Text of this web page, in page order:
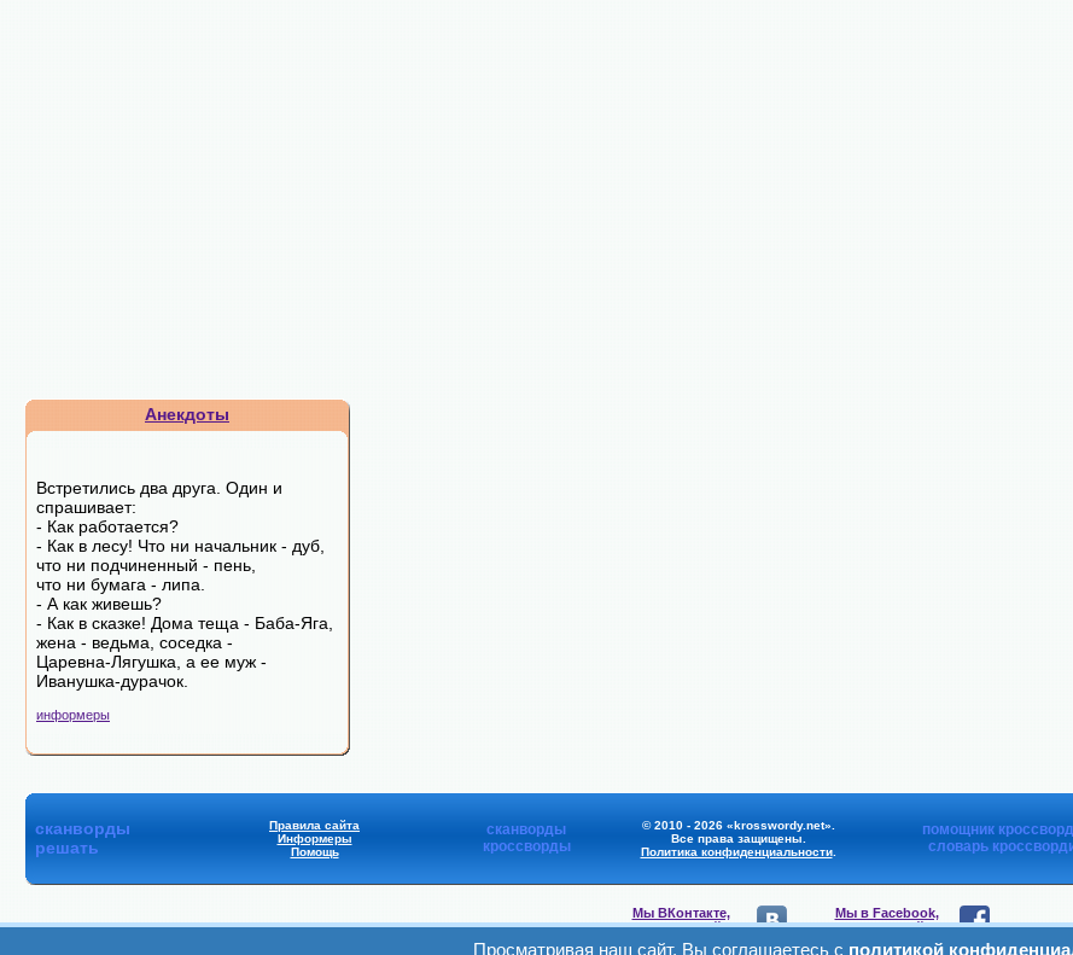
Анекдоты
Встретились два друга. Один и
спрашивает:
- Как работается?
- Как в лесу! Что ни начальник - дуб,
что ни подчиненный - пень,
что ни бумага - липа.
- А как живешь?
- Как в сказке! Дома теща - Баба-Яга,
жена - ведьма, соседка -
Царевна-Лягушка, а ее муж -
Иванушка-дурачок.
информеры
сканворды
решать
Правила сайта
Информеры
Помощь
сканворды
кроссворды
© 2010 - 2026 «krosswordy.net».
Все права защищены.
Политика конфиденциальности.
помощник
словарь
Мы ВКонтакте,
присоединяйтесь
Мы в Facebook,
присоединяйтесь
Просматривая наш сайт, Вы соглашаетесь с политикой